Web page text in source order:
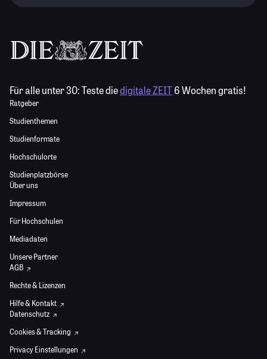
Für alle unter 30:Teste diedigitale ZEIT6 Wochen gratis!
Ratgeber
Studienthemen
Studienformate
Hochschulorte
Studienplatzbörse
Über uns
Impressum
Für Hochschulen
Mediadaten
Unsere Partner
AGB
Rechte & Lizenzen
Hilfe & Kontakt
Datenschutz
Cookies & Tracking
Privacy Einstellungen